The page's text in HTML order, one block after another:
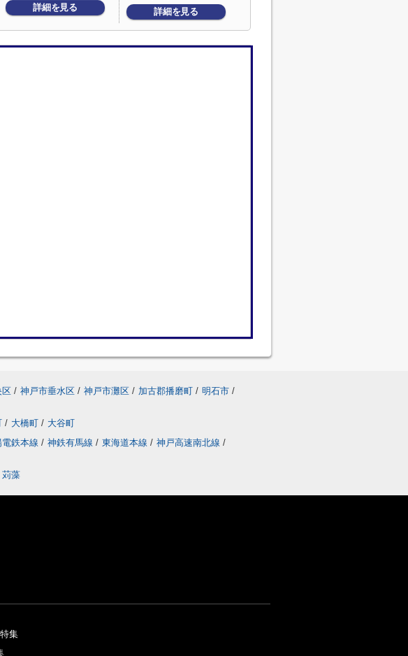
詳細を見る 詳細を見る
区 / 神戸市垂水区 / 神戸市灘区 / 加古郡播磨町 / 明石市 /
/ 大橋町 / 大谷町
電鉄本線 / 神鉄有馬線 / 東海道本線 / 神戸高速南北線 /
苅藻
集